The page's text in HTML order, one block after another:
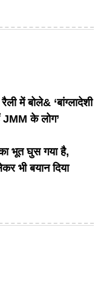
में बोले& ‘बांग्लादेशी
JMM के लोग’
भूत घुस गया है,
भी बयान दिया